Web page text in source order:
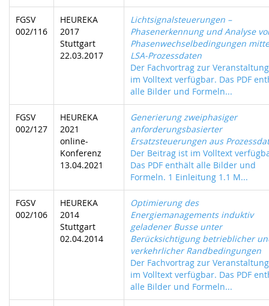
FGSV
002/116
HEUREKA
2017
Stuttgart
22.03.2017
Lichtsignalsteuerungen –
Phasenerkennung und Analyse
Phasenwechselbedingungen
LSA-Prozessdaten
Der Fachvortrag zur
im Volltext verfügbar. Das PDF
alle Bilder und Formeln...
FGSV
002/127
HEUREKA
2021
online-
Konferenz
13.04.2021
Generierung zweiphasiger
anforderungsbasierter
Ersatzsteuerungen aus
Der Beitrag ist im Volltext
Das PDF enthält alle Bilder und
Formeln. 1 Einleitung 1.1 M...
FGSV
002/106
HEUREKA
2014
Stuttgart
02.04.2014
Optimierung des
Energiemanagements induktiv
geladener Busse unter
Berücksichtigung betrieblicher
verkehrlicher Randbedingungen
Der Fachvortrag zur
im Volltext verfügbar. Das PDF
alle Bilder und Formeln...